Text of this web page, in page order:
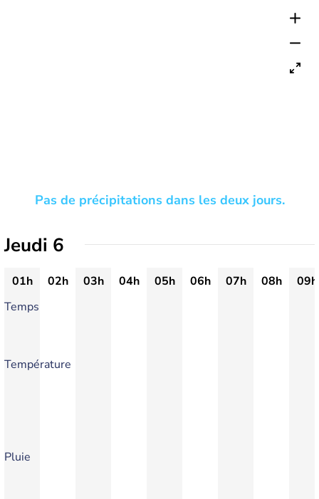
Pas de précipitations dans les deux jours.
Jeudi 6
01h 02h 03h 04h 05h 06h 07h 08h
09h
Temps
Température
Pluie